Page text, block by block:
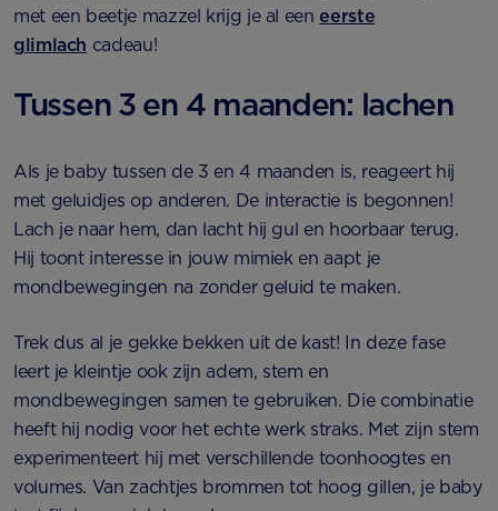
met een beetje mazzel krijg je al eeneerste
glimlach cadeau!
Tussen 3 en 4 maanden: lachen
Als je baby tussen de 3 en 4 maanden is, reageert hij
met geluidjes op anderen. De interactie is begonnen!
Lach je naar hem, dan lacht hij gul en hoorbaar terug.
Hij toont interesse in jouw mimiek en aapt je
mondbewegingen na zonder geluid te maken.
Trek dus al je gekke bekken uit de kast! In deze fase
leert je kleintje ook zijn adem, stem en
mondbewegingen samen te gebruiken. Die combinatie
heeft hij nodig voor het echte werk straks. Met zijn stem
experimenteert hij met verschillende toonhoogtes en
volumes. Van zachtjes brommen tot hoog gillen, je baby